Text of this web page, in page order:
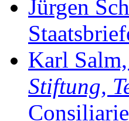
Jürgen
Karl Salm,
Stiftung,